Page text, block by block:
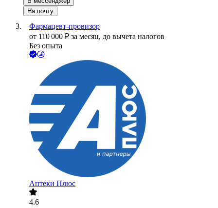
На почту
Фармацевт-провизор
от 110 000 ₽ за месяц, до вычета налогов
Без опыта
Аптеки Плюс
4.6